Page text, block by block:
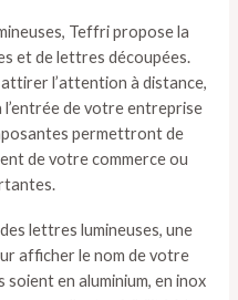
Teffri propose la
et de lettres découpées.
l’attention à distance,
de votre entreprise
permettront de
de votre commerce ou
lettres lumineuses, une
afficher le nom de votre
en aluminium, en inox